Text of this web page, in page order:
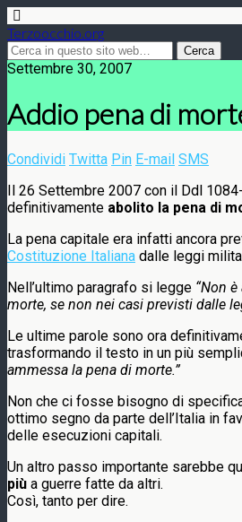
Terzoocchio.org
Settembre 30, 2007
Addio pena di
Condividi Twitta Pin E-mail SMS
Il 26 Settembre 2007 con il Ddl
definitivamente abolito la pena di
La pena capitale era infatti ancora
Costituzione Italiana dalle leggi
Nell’ultimo paragrafo si legge “Non
morte, se non nei casi previsti dalle
Le ultime parole sono ora
trasformando il testo in un più
ammessa la pena di morte.”
Non che ci fosse bisogno di
ottimo segno da parte dell’Italia in
delle esecuzioni capitali.
Un altro passo importante sarebbe
più a guerre fatte da altri.
Così, tanto per dire.